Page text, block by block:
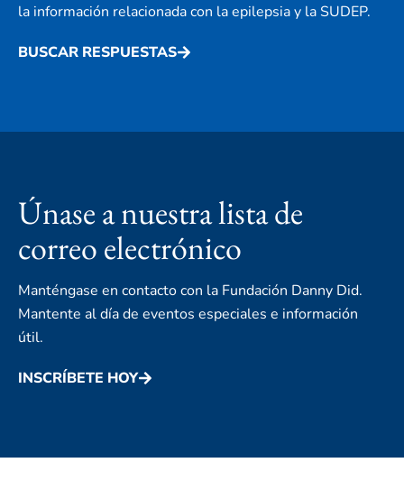
la información relacionada con la epilepsia y la SUDEP.
BUSCAR RESPUESTAS
Únase a nuestra lista de
correo electrónico
Manténgase en contacto con la Fundación Danny Did.
Mantente al día de eventos especiales e información
útil.
INSCRÍBETE HOY